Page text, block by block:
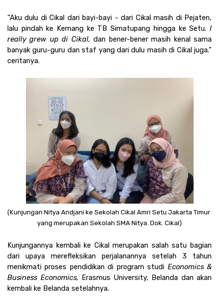
“Aku dulu di Cikal dari bayi-bayi - dari Cikal masih di Pejaten,
lalu pindah ke Kemang ke TB Simatupang hingga ke Setu. I
really grew up di Cikal, dan bener-bener masih kenal sama
banyak guru-guru dan staf yang dari dulu masih di Cikal juga.”
ceritanya.
(Kunjungan Nitya Andjani ke Sekolah Cikal Amri Setu Jakarta Timur
yang merupakan Sekolah SMA Nitya. Dok. Cikal)
Kunjungannya kembali ke Cikal merupakan salah satu bagian
dari upaya merefleksikan perjalanannya setelah 3 tahun
menikmati proses pendidikan di program studi Economics &
Business Economics, Erasmus University, Belanda dan akan
kembali ke Belanda setelahnya.